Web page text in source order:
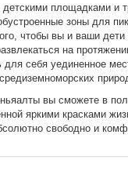
детскими площадками и
зоны для
чтобы вы и ваши дети
на
себя уединенное
вы сможете в
яркими красками
свободно и